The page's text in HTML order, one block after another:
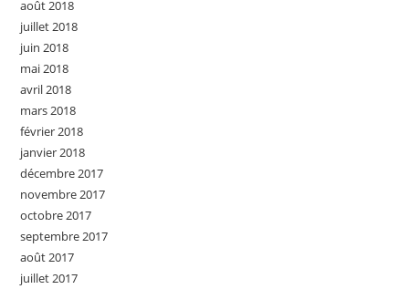
août 2018
juillet 2018
juin 2018
mai 2018
avril 2018
mars 2018
février 2018
janvier 2018
décembre 2017
novembre 2017
octobre 2017
septembre 2017
août 2017
juillet 2017